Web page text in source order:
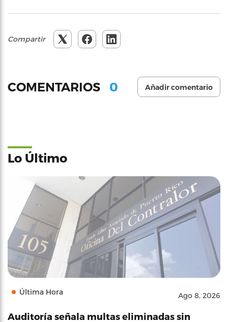
Compartir
COMENTARIOS 0 Añadir comentario
Lo Último
Última Hora Ago 8, 2026
Auditoría señala multas eliminadas sin